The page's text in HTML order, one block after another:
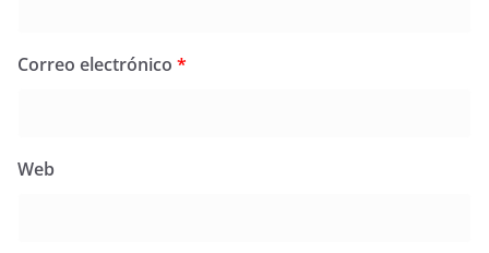
Correo electrónico *
Web